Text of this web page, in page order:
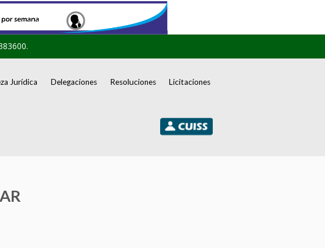
Jurídica Delegaciones Resoluciones Licitaciones